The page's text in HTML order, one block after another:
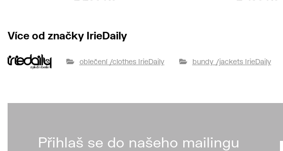
Více od značky IrieDaily
oblečení /clothes IrieDaily bundy /jackets IrieDaily
Přihlaš se do našeho mailingu